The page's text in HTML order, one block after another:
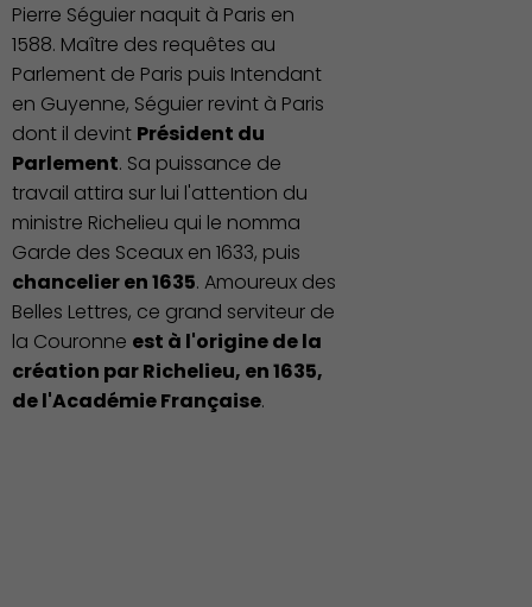
Pierre Séguier naquit à Paris en
1588. Maître des requêtes au
Parlement de Paris puis Intendant
en Guyenne, Séguier revint à Paris
dont il devint Président du
Parlement. Sa puissance de
travail attira sur lui l'attention du
ministre Richelieu qui le nomma
Garde des Sceaux en 1633, puis
chancelier en 1635. Amoureux des
Belles Lettres, ce grand serviteur de
la Couronne est à l'origine de la
création par Richelieu, en 1635,
de l'Académie Française.